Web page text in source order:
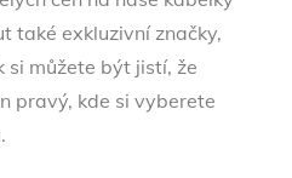
také exkluzivní značky,
si můžete být jistí, že
pravý, kde si vyberete